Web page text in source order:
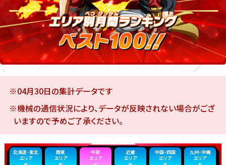
※04月30日の集計データです
※機械の通信状況により、データが反映されない場合がござ
いますので予めご了承ください。
北海道・東北
エリア
関東
エリア
中部
エリア
近畿
エリア
中国・四国
エリア
九州・沖縄
エリア